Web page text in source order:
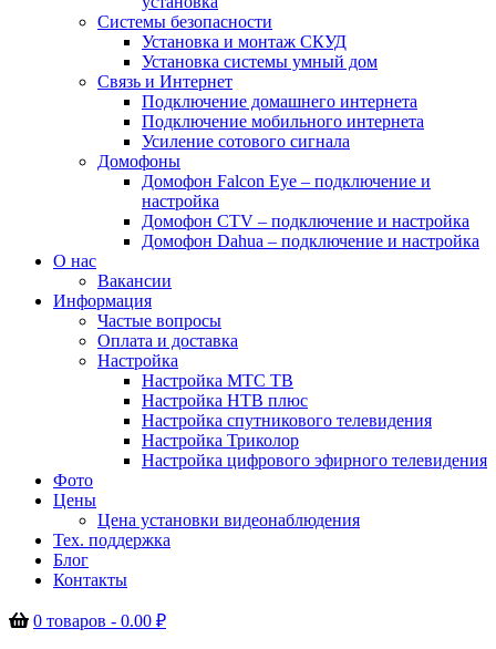
Системы безопасности
Установка и монтаж СКУД
Установка системы умный дом
Связь и Интернет
Подключение домашнего интернета
Подключение мобильного интернета
Усиление сотового сигнала
Домофоны
Домофон Falcon Eye – подключение и
настройка
Домофон CTV – подключение и настройка
Домофон Dahua – подключение и настройка
О нас
Вакансии
Информация
Частые вопросы
Оплата и доставка
Настройка
Настройка МТС ТВ
Настройка НТВ плюс
Настройка спутникового телевидения
Настройка Триколор
Настройка цифрового эфирного телевидения
Фото
Цены
Цена установки видеонаблюдения
Тех. поддержка
Блог
Контакты
0 товаров - 0.00 ₽